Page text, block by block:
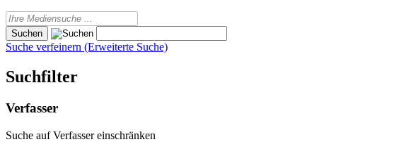
Suche verfeinern (Erweiterte Suche)
Suchfilter
Verfasser
Suche auf Verfasser einschränken